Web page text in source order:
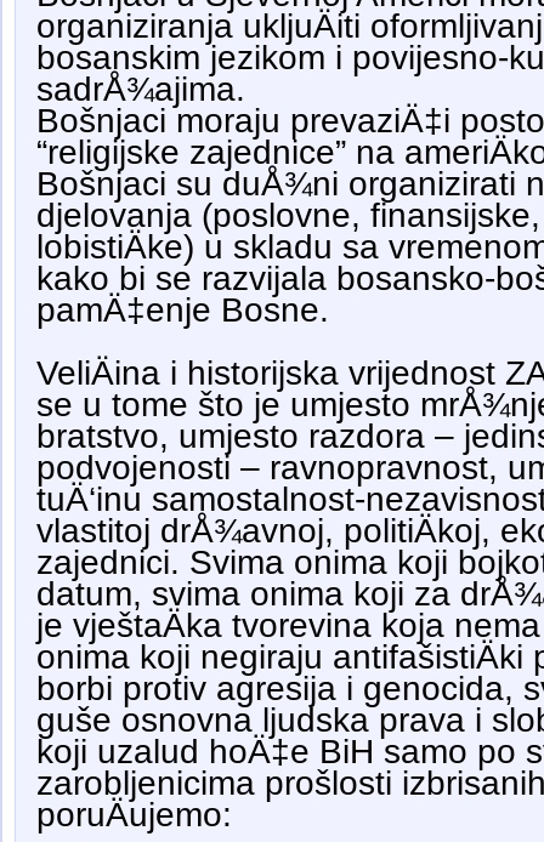
organiziranja ukljuÄiti
bosanskim jezikom i povijesno-
sadrÅ¾ajima.
Bošnjaci moraju prevaziÄ‡i
“religijske zajednice” na
Bošnjaci su duÅ¾ni organizirati
djelovanja (poslovne,
lobistiÄke) u skladu sa
kako bi se razvijala bosansko-
pamÄ‡enje Bosne.
VeliÄina i historijska vrijednost
se u tome što je umjesto
bratstvo, umjesto razdora –
podvojenosti – ravnopravnost,
tuÄ‘inu samostalnost-
vlastitoj drÅ¾avnoj, politiÄkoj,
zajednici. Svima onima koji
datum, svima onima koji za
je vještaÄka tvorevina koja
onima koji negiraju antifašistiÄki
borbi protiv agresija i genocida,
guše osnovna ljudska prava i
koji uzalud hoÄ‡e BiH samo po
zarobljenicima prošlosti
poruÄujemo: